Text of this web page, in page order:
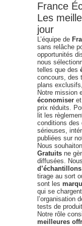
France
Les
jour
L’équipe de
sans relâche
opportunités
nous
telles que des
concours, des
plans
Notre mission
économiser
prix réduits.
lit les
conditions des
sérieuses,
publiées sur
Nous
Gratuits ne
diffusées.
d’échantillons
tirage au sort
sont les
qui se
l’organisation
tests de
Notre rôle
meilleures